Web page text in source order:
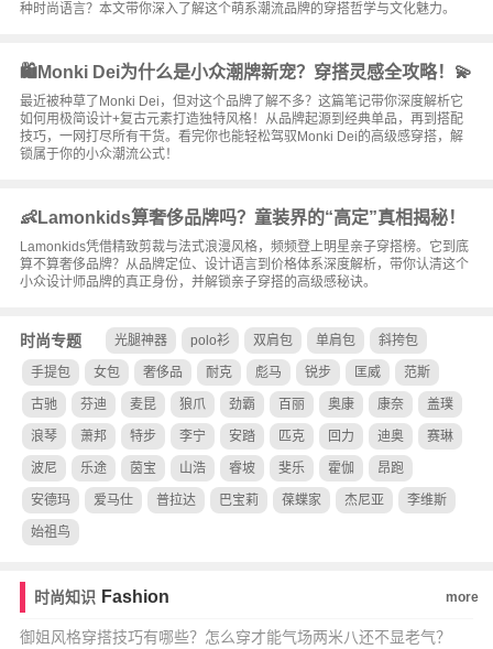
种时尚语言？本文带你深入了解这个萌系潮流品牌的穿搭哲学与文化魅力。
🛍️Monki Dei为什么是小众潮牌新宠？穿搭灵感全攻略！💫
最近被种草了Monki Dei，但对这个品牌了解不多？这篇笔记带你深度解析它
如何用极简设计+复古元素打造独特风格！从品牌起源到经典单品，再到搭配
技巧，一网打尽所有干货。看完你也能轻松驾驭Monki Dei的高级感穿搭，解
锁属于你的小众潮流公式！
👶Lamonkids算奢侈品牌吗？童装界的“高定”真相揭秘！
Lamonkids凭借精致剪裁与法式浪漫风格，频频登上明星亲子穿搭榜。它到底
算不算奢侈品牌？从品牌定位、设计语言到价格体系深度解析，带你认清这个
小众设计师品牌的真正身份，并解锁亲子穿搭的高级感秘诀。
时尚专题 光腿神器 polo衫 双肩包 单肩包 斜挎包
手提包 女包 奢侈品 耐克 彪马 锐步 匡威 范斯
古驰 芬迪 麦昆 狼爪 劲霸 百丽 奥康 康奈 盖璞
浪琴 萧邦 特步 李宁 安踏 匹克 回力 迪奥 赛琳
波尼 乐途 茵宝 山浩 睿坡 斐乐 霍伽 昂跑
安德玛 爱马仕 普拉达 巴宝莉 葆蝶家 杰尼亚 李维斯
始祖鸟
时尚知识 Fashion more
御姐风格穿搭技巧有哪些？怎么穿才能气场两米八还不显老气？